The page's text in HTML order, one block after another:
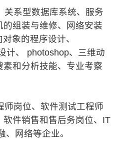
系型数据库系统、服务
组装与维修、网络安装
象的程序设计、
计、 photoshop、三维动
和分析技能、专业考察
岗位、软件测试工程师
件销售和售后务岗位、IT
网络等企业。